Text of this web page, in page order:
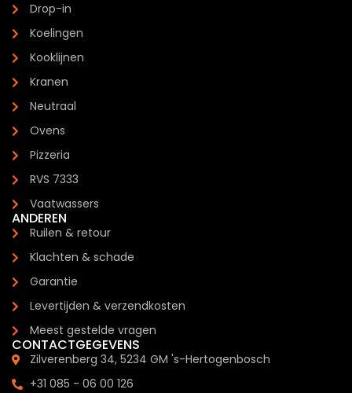
Drop-in
Koelingen
Kooklijnen
Kranen
Neutraal
Ovens
Pizzeria
RVS 7333
Vaatwassers
ANDEREN
Ruilen & retour
Klachten & schade
Garantie
Levertijden & verzendkosten
Meest gestelde vragen
CONTACTGEGEVENS
Zilverenberg 34, 5234 GM 's-Hertogenbosch
+31 085 - 06 00 126